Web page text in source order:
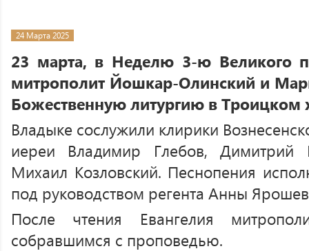
24 Марта 2025
23 марта, в Неделю 3-ю Великого
митрополит Йошкар-Олинский и
Божественную литургию в
Владыке сослужили клирики
иереи Владимир Глебов, Димитрий
Михаил Козловский. Песнопения
под руководством регента Анны
После чтения Евангелия
собравшимся с проповедью.